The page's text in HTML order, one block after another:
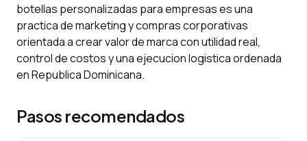
botellas personalizadas para empresas es una
practica de marketing y compras corporativas
orientada a crear valor de marca con utilidad real,
control de costos y una ejecucion logistica ordenada
en Republica Dominicana.
Pasos recomendados